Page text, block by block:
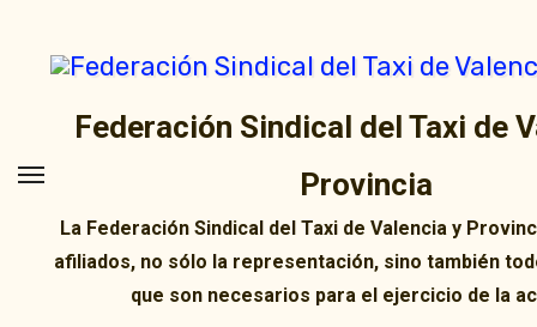
contenido
Federación Sindical del Taxi de
Provincia
La Federación Sindical del Taxi de Valencia y
afiliados, no sólo la representación, sino también
que son necesarios para el ejercicio de la